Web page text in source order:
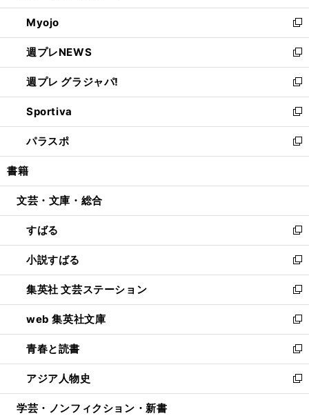
開
く
ウ
で
開
く
ン
ド
ウ
で
開
く
ウ
ィ
ン
ド
ウ
で
開
く
Myojo
新
し
い
ウ
ィ
ン
ド
ウ
で
開
週プレNEWS
新
し
い
ウ
ィ
ン
ド
ウ
開
週プレ グラジャパ!
新
し
い
ウ
ィ
ン
ウ
開
く
Sportiva
新
し
い
ウ
ン
ウ
で
開
く
パラスポ
新
し
ウ
ン
ド
ウ
で
開
く
書籍
文芸・文庫・総合
すばる
新
し
い
ウ
ィ
ン
ド
ウ
で
開
く
小説すばる
新
し
い
ウ
ィ
ン
ド
ウ
で
開
集英社 文芸ステーション
新
し
い
ウ
ィ
ン
ド
ウ
web 集英社文庫
新
し
い
ウ
ィ
ン
青春と読書
新
し
い
ウ
アジア人物史
新
し
学芸・ノンフィクション・新書